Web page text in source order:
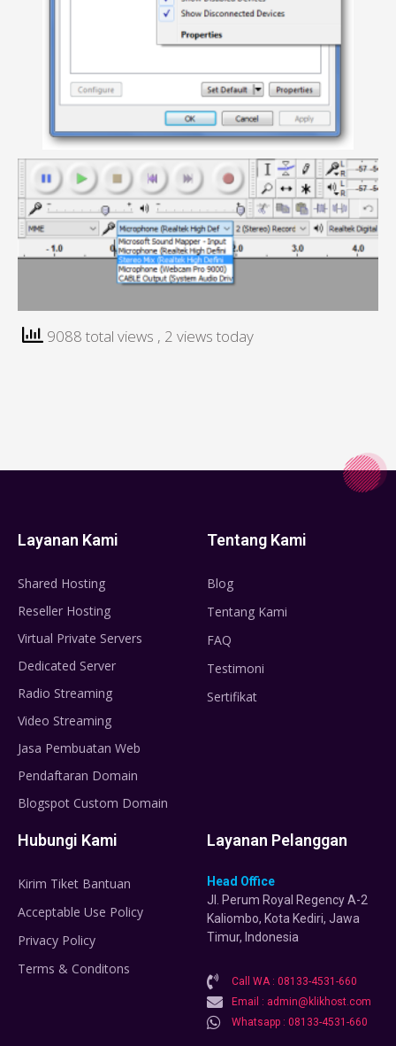
9088 total views , 2 views today
Layanan Kami
Shared Hosting
Reseller Hosting
Virtual Private Servers
Dedicated Server
Radio Streaming
Video Streaming
Jasa Pembuatan Web
Pendaftaran Domain
Blogspot Custom Domain
Tentang Kami
Blog
Tentang Kami
FAQ
Testimoni
Sertifikat
Hubungi Kami
Kirim Tiket Bantuan
Acceptable Use Policy
Privacy Policy
Terms & Conditons
Layanan Pelanggan
Head Office
Jl. Perum Royal Regency A-2
Kaliombo, Kota Kediri, Jawa
Timur, Indonesia
Call WA : 08133-4531-660
Email : admin@klikhost.com
Whatsapp : 08133-4531-660